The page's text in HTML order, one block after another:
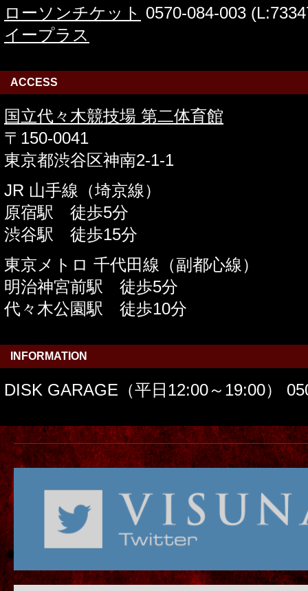
ローソンチケット 0570-084-003
イープラス
ACCESS
国立代々木競技場 第二体育館
〒150-0041
東京都渋谷区神南2-1-1
JR 山手線（埼京線）
原宿駅 徒歩5分
渋谷駅 徒歩15分
東京メトロ 千代田線（副都心線）
明治神宮前駅 徒歩5分
代々木公園駅 徒歩10分
INFORMATION
DISK GARAGE（平日12:00～19:00）